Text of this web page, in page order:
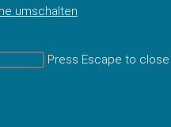
umschalten
Press Escape to